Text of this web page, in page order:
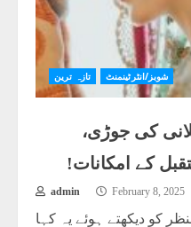
تازہ ترین شوبز/انٹرٹینمنٹ
کی جوڑی،
کے امکانات!
admin February 8, 2025
کو دیکھتے ہوئے یہ کہا